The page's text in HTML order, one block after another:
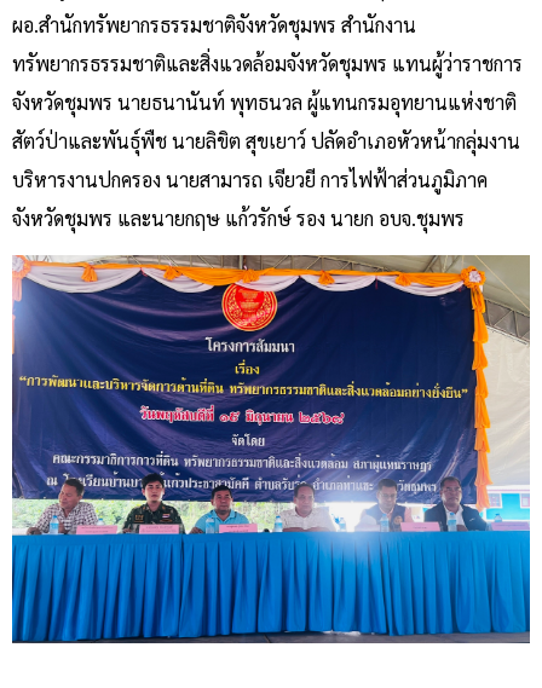
ผอ.สำนักทรัพยากรธรรมชาติจังหวัดชุมพร สำนักงาน
ทรัพยากรธรรมชาติและสิ่งแวดล้อมจังหวัดชุมพร แทนผู้ว่าราชการ
จังหวัดชุมพร นายธนานันท์ พุทธนวล ผู้แทนกรมอุทยานแห่งชาติ
สัตว์ป่าและพันธุ์พืช นายลิขิต สุขเยาว์ ปลัดอำเภอหัวหน้ากลุ่มงาน
บริหารงานปกครอง นายสามารถ เจียวยี การไฟฟ้าส่วนภูมิภาค
จังหวัดชุมพร และนายกฤษ แก้วรักษ์ รอง นายก อบจ.ชุมพร